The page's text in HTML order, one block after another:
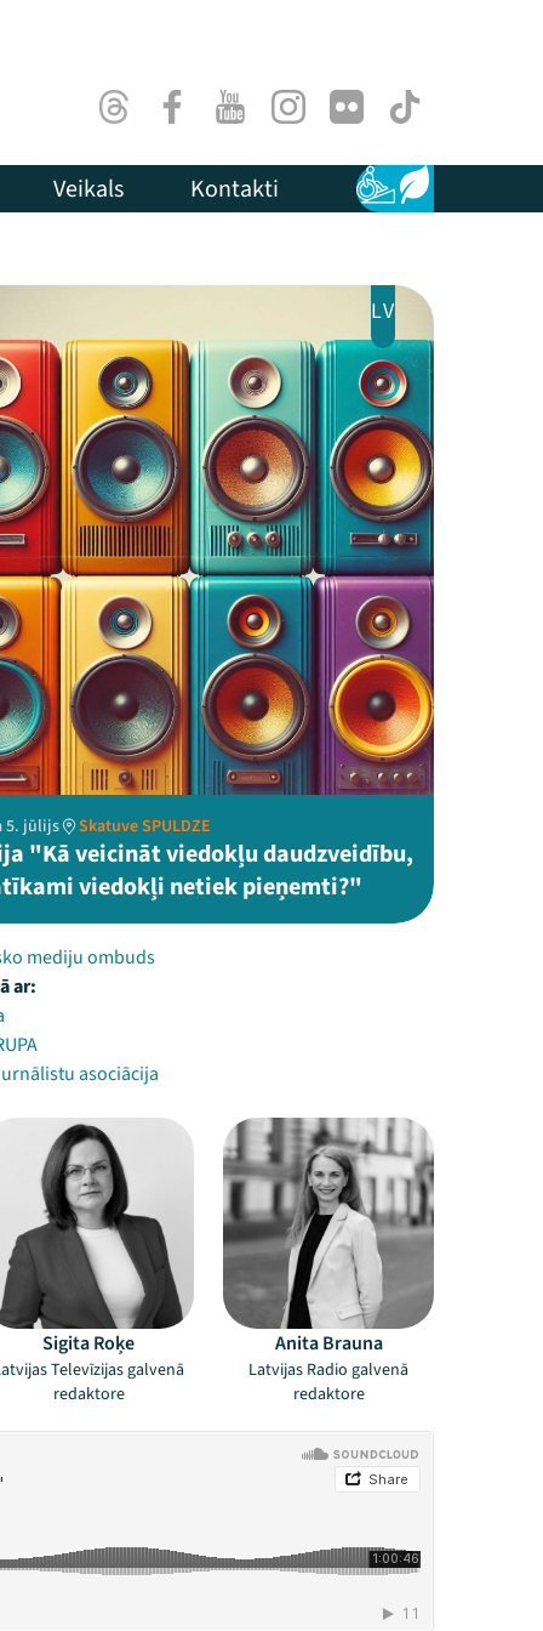
ThreadsFacebookYoutubeInstagram
Flick TikTok
Veikals Kontakti Pieejamība
Ilgtspēja
LV
5. jūlijs Skatuve SPULDZE
"Kā veicināt viedokļu daudzveidību,
viedokļi netiek pieņemti?"
mediju ombuds
ar:
asociācija
Sigita Roķe
Televīzijas galvenā
redaktore
Anita Brauna
Latvijas Radio galvenā
redaktore